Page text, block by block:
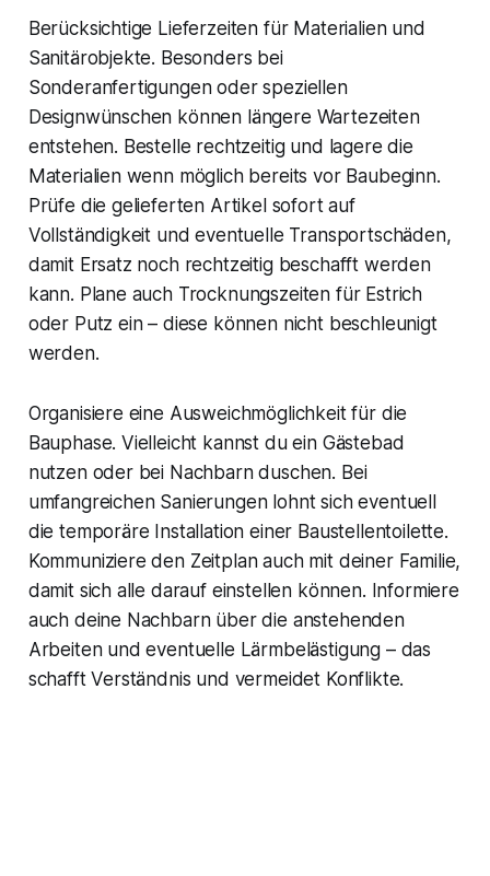
Berücksichtige Lieferzeiten für Materialien und
Sanitärobjekte. Besonders bei
Sonderanfertigungen oder speziellen
Designwünschen können längere Wartezeiten
entstehen. Bestelle rechtzeitig und lagere die
Materialien wenn möglich bereits vor Baubeginn.
Prüfe die gelieferten Artikel sofort auf
Vollständigkeit und eventuelle Transportschäden,
damit Ersatz noch rechtzeitig beschafft werden
kann. Plane auch Trocknungszeiten für Estrich
oder Putz ein – diese können nicht beschleunigt
werden.
Organisiere eine Ausweichmöglichkeit für die
Bauphase. Vielleicht kannst du ein Gästebad
nutzen oder bei Nachbarn duschen. Bei
umfangreichen Sanierungen lohnt sich eventuell
die temporäre Installation einer Baustellentoilette.
Kommuniziere den Zeitplan auch mit deiner Familie,
damit sich alle darauf einstellen können. Informiere
auch deine Nachbarn über die anstehenden
Arbeiten und eventuelle Lärmbelästigung – das
schafft Verständnis und vermeidet Konflikte.